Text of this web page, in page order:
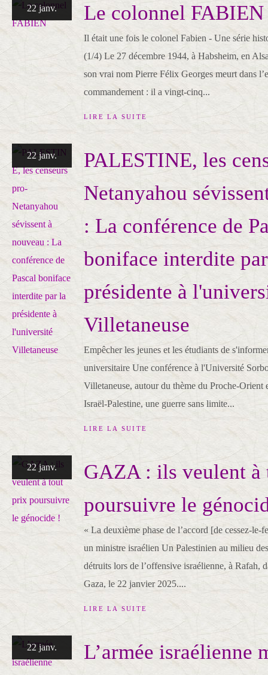
22 janv. Le colonnel FABIEN
Il était une fois le colonel Fabien - Une série
(1/4) Le 27 décembre 1944, à Habsheim, en
son vrai nom Pierre Félix Georges meurt dans
commandement : il a vingt-cinq...
LIRE LA SUITE
22 janv.
PALESTINE, les
Netanyahou
: La conférence de
boniface interdite
présidente à
Villetaneuse
Empêcher les jeunes et les étudiants de
universitaire Une conférence à l'Université
Villetaneuse, autour du thème du Proche-
Israël-Palestine, une guerre sans limite...
LIRE LA SUITE
22 janv.
GAZA : ils veulent
poursuivre le
« La deuxième phase de l’accord [de cessez-le-
un ministre israélien Un Palestinien au milieu
détruits lors de l’offensive israélienne, à Rafah,
Gaza, le 22 janvier 2025....
LIRE LA SUITE
22 janv.
L’armée israélienne